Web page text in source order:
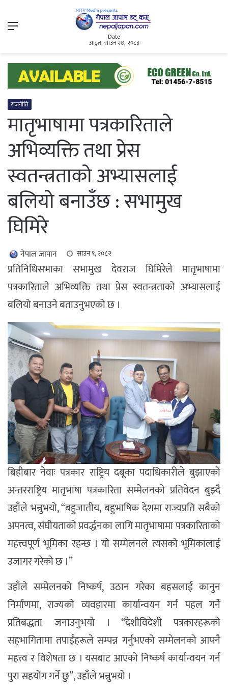
Menu
Date
आइत, साउन २४, २०८३
राजनीति
मातृभाषामा पत्रकारिताले
अभिव्यक्ति तथा प्रेस
स्वतन्त्रताको अभ्यासलाई
बलियो बनाउँछ : सभामुख
घिमिरे
नेपाल जापान साउन ९, २०८२
प्रतिनिधिसभाका सभामुख देवराज घिमिरेले मातृभाषामा
पत्रकारिताले अभिव्यक्ति तथा प्रेस स्वतन्त्रताको अभ्यासलाई
बलियो बनाउने बताउनुभएको छ ।
बिहीबार नेवाः पत्रकार राष्ट्रिय दबूका पदाधिकारीले बुझाएको
अन्तरराष्ट्रिय मातृभाषा पत्रकारिता सम्मेलनको प्रतिवेदन बुझ्दै
उहाँले भन्नुभयो, “बहुजातीय, बहुभाषिक देशमा राज्यप्रति सबैको
अपनत्व, संघीयताको प्रवर्द्धनका लागि मातृभाषामा पत्रकारिताको
महत्त्वपूर्ण भूमिका रहन्छ । यो सम्मेलनले त्यसको भूमिकालाई
उजागर गरेको छ ।”
उहाँले सम्मेलनको निष्कर्ष, उठान गरेका बहसलाई कानुन
निर्माणमा, राज्यको व्यवहारमा कार्यान्वयन गर्न पहल गर्ने
प्रतिबद्धता जनाउनुभयो । “देशीविदेशी पत्रकारहरूको
सहभागितामा तपाईँहरूले सम्पन्न गर्नुभएको सम्मेलनको आफ्नै
महत्त्व र विशेषता छ । यसबाट आएको निष्कर्ष कार्यान्वयन गर्न
पुरा सहयोग गर्ने छु”, उहाँले भन्नुभयो ।